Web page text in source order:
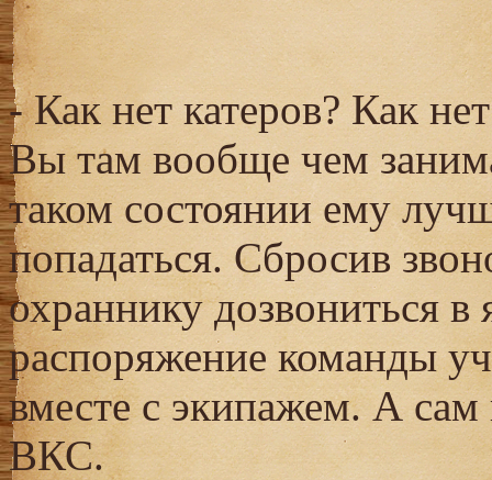
- Как нет катеров? Как
Вы там вообще чем
таком состоянии ему
попадаться. Сбросив
охраннику дозвониться в
распоряжение команды
вместе с экипажем. А
ВКС.